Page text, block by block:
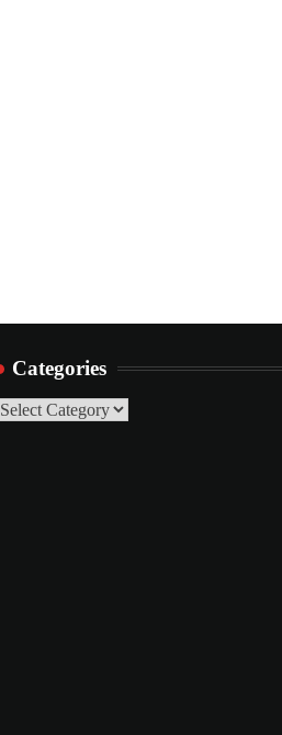
Categories
Categories